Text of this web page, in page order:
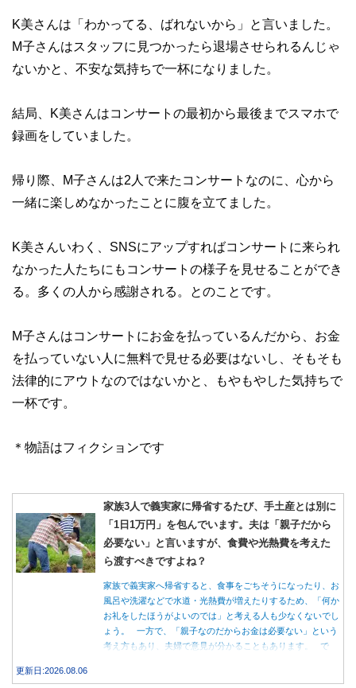
K美さんは「わかってる、ばれないから」と言いました。
M子さんはスタッフに見つかったら退場させられるんじゃ
ないかと、不安な気持ちで一杯になりました。
結局、K美さんはコンサートの最初から最後までスマホで
録画をしていました。
帰り際、M子さんは2人で来たコンサートなのに、心から
一緒に楽しめなかったことに腹を立てました。
K美さんいわく、SNSにアップすればコンサートに来られ
なかった人たちにもコンサートの様子を見せることができ
る。多くの人から感謝される。とのことです。
M子さんはコンサートにお金を払っているんだから、お金
を払っていない人に無料で見せる必要はないし、そもそも
法律的にアウトなのではないかと、もやもやした気持ちで
一杯です。
＊物語はフィクションです
家族3人で義実家に帰省するたび、手土産とは別に
「1日1万円」を包んでいます。夫は「親子だから
必要ない」と言いますが、食費や光熱費を考えた
ら渡すべきですよね？
家族で義実家へ帰省すると、食事をごちそうになったり、お
風呂や洗濯などで水道・光熱費が増えたりするため、「何か
お礼をしたほうがよいのでは」と考える人も少なくないでし
ょう。 一方で、「親子なのだからお金は必要ない」という
考え方もあり、夫婦で意見が分かることもあります。 で
更新日:2026.08.06